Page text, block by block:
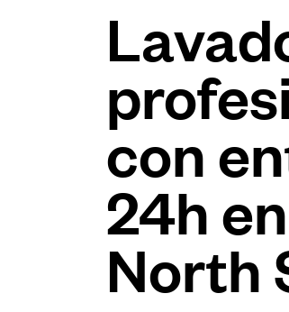
Precios y servicios
Quiénes somos
Para las empresas
Iniciar sesión
con
24h
North